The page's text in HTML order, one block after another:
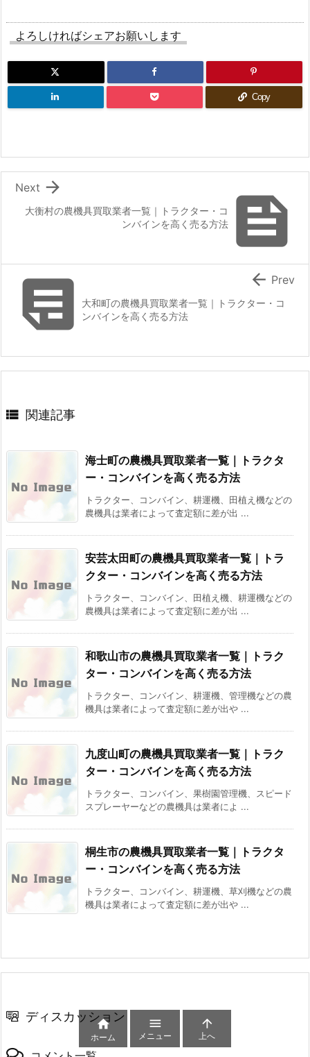
よろしければシェアお願いします
Copy

大衡村の農機具買取業者一覧｜トラクター・コ
ンバインを高く売る方法

Next
大和町の農機具買取業者一覧｜トラクター・コ
ンバインを高く売る方法
 Prev
 関連記事
海士町の農機具買取業者一覧｜トラクタ
ー・コンバインを高く売る方法
トラクター、コンバイン、耕運機、田植え機などの
農機具は業者によって査定額に差が出 ...
安芸太田町の農機具買取業者一覧｜トラ
クター・コンバインを高く売る方法
トラクター、コンバイン、田植え機、耕運機などの
農機具は業者によって査定額に差が出 ...
和歌山市の農機具買取業者一覧｜トラク
ター・コンバインを高く売る方法
トラクター、コンバイン、耕運機、管理機などの農
機具は業者によって査定額に差が出や ...
九度山町の農機具買取業者一覧｜トラク
ター・コンバインを高く売る方法
トラクター、コンバイン、果樹園管理機、スピード
スプレーヤーなどの農機具は業者によ ...
桐生市の農機具買取業者一覧｜トラクタ
ー・コンバインを高く売る方法
トラクター、コンバイン、耕運機、草刈機などの農
機具は業者によって査定額に差が出や ...
ディスカッション

ホーム

メニュー

上へ